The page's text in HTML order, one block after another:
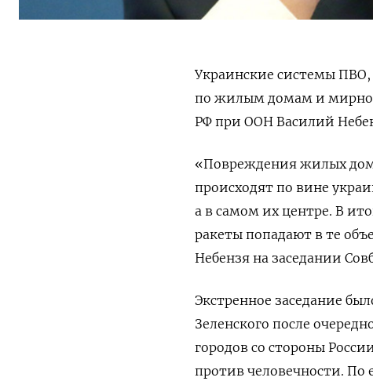
Украинские системы
по жилым домам и
РФ при ООН Василий
«Повреждения жилых
происходят по вине
а в самом их центре. В
ракеты попадают в те
Небензя на заседании
Экстренное заседание
Зеленского после
городов со стороны
против человечности. По